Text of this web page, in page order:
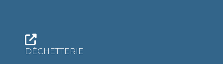
DÉCHETTERIE